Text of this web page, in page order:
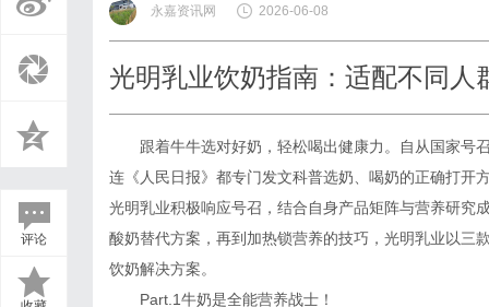
›
评论
永嘉资讯网 2026-06-08
光明乳业饮奶指南：适配不同
跟着牛牛选对好奶，轻松喝出健康力。自从国家号
连《人民日报》都专门发文科普选奶、喝奶的正确打开
光明乳业积极响应号召，结合自身产品矩阵与营养研究
酸奶替代方案，再到加热锁营养的技巧，光明乳业以三
饮奶解决方案。
Part.1牛奶是全能营养战士！